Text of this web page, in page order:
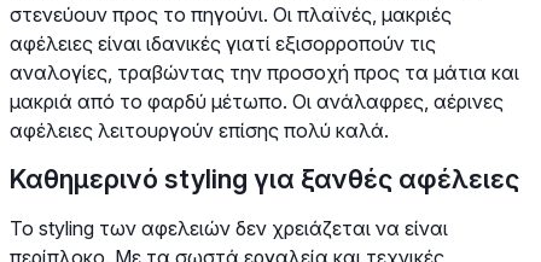
στενεύουν προς το πηγούνι. Οι πλαϊνές, μακριές
αφέλειες είναι ιδανικές γιατί εξισορροπούν τις
αναλογίες, τραβώντας την προσοχή προς τα μάτια και
μακριά από το φαρδύ μέτωπο. Οι ανάλαφρες, αέρινες
αφέλειες λειτουργούν επίσης πολύ καλά.
Καθημερινό styling για ξανθές αφέλειες
Το styling των αφελειών δεν χρειάζεται να είναι
περίπλοκο. Με τα σωστά εργαλεία και τεχνικές,